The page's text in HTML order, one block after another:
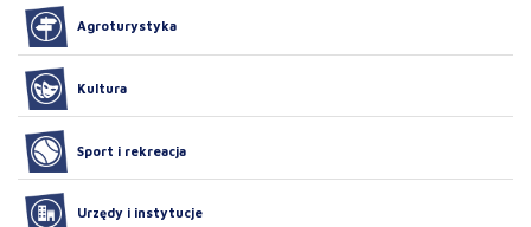
Agroturystyka
Kultura
Sport i rekreacja
Urzędy i instytucje